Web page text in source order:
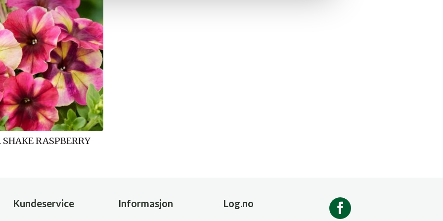
RASPBERRY
Kundeservice Informasjon Log.no